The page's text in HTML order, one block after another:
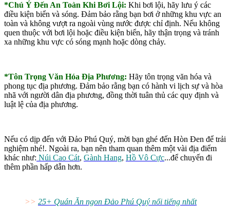
*Chú Ý Đến An Toàn Khi Bơi Lội: Khi bơi lội, hãy lưu ý các
điều kiện biển và sóng. Đảm bảo rằng bạn bơi ở những khu vực an
toàn và không vượt ra ngoài vùng nước được chỉ định. Nếu không
quen thuộc với bơi lội hoặc điều kiện biển, hãy thận trọng và tránh
xa những khu vực có sóng mạnh hoặc dòng chảy.
*Tôn Trọng Văn Hóa Địa Phương: Hãy tôn trọng văn hóa và
phong tục địa phương. Đảm bảo rằng bạn có hành vi lịch sự và hòa
nhã với người dân địa phương, đồng thời tuân thủ các quy định và
luật lệ của địa phương.
Nếu có dịp đến với Đảo Phú Quý, mời bạn ghé đến Hòn Đen để trải
nghiệm nhé!. Ngoài ra, bạn nên tham quan thêm một vài địa điểm
khác như: Núi Cao Cát, Gành Hang, Hồ Vô Cực...để chuyến đi
thêm phần hấp dẫn hơn.
>> 25+ Quán Ăn ngon Đảo Phú Quý nổi tiếng nhất